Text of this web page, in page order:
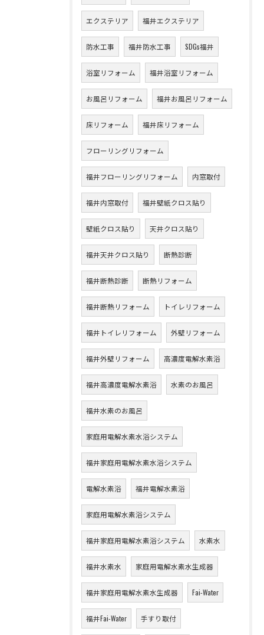
エクステリア 福井エクステリア
防水工事 福井防水工事 SDGs福井
浴室リフォーム 福井浴室リフォーム
お風呂リフォーム 福井お風呂リフォーム
床リフォーム 福井床リフォーム
フローリングリフォーム
福井フローリングリフォーム 内窓取付
福井内窓取付 福井壁紙クロス貼り
壁紙クロス貼り 天井クロス貼り
福井天井クロス貼り 断熱診断
福井断熱診断 断熱リフォーム
福井断熱リフォーム トイレリフォーム
福井トイレリフォーム 外壁リフォーム
福井外壁リフォーム 高濃度電解水素浴
福井高濃度電解水素浴 水素のお風呂
福井水素のお風呂
家庭用電解水素水浴システム
福井家庭用電解水素水浴システム
電解水素浴 福井電解水素浴
家庭用電解水素浴システム
福井家庭用電解水素浴システム 水素水
福井水素水 家庭用電解水素水生成器
福井家庭用電解水素水生成器 Fai-Water
福井Fai-Water 手すり取付